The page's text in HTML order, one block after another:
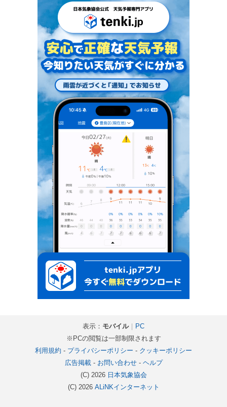
表示： モバイル｜ PC
※PCの閲覧は一部制限されます
利用規約 - プライバシーポリシー - クッキーポリシー
広告掲載- お問い合わせ- ヘルプ
(C) 2026 日本気象協会
(C) 2026 ALiNKインターネット